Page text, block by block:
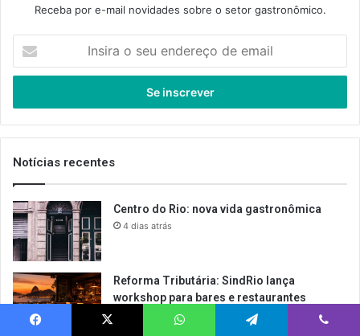
Receba por e-mail novidades sobre o setor gastronômico.
seu
de
email
Notícias recentes
Centro do Rio: nova vida gastronômica
4 dias atrás
Reforma Tributária: SindRio lança
workshop para bares e restaurantes